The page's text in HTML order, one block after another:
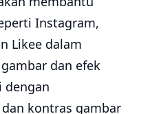
Instagram,
Likee dalam
dan efek
dengan
kontras gambar